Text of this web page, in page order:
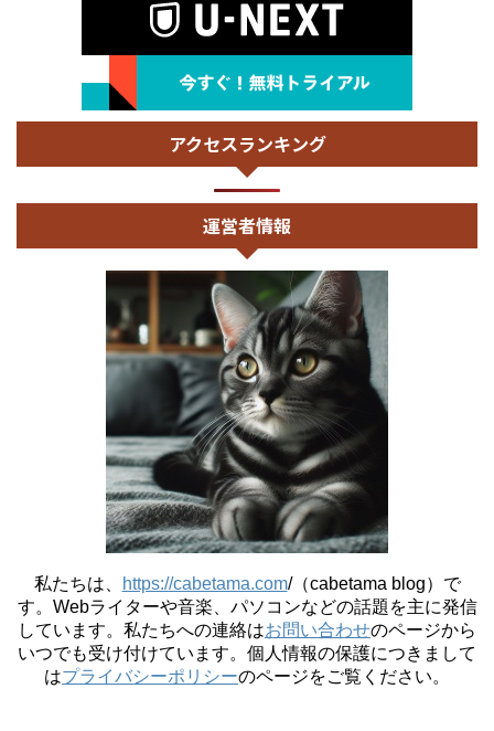
アクセスランキング
運営者情報
私たちは、 https://cabetama.com/（cabetama blog）で
す。 Webライターや音楽、パソコンなどの話題を主に発信
しています。私たちへの連絡はお問い合わせのページから
いつでも受け付けています。個人情報の保護につきまして
はプライバシーポリシーのページをご覧ください。